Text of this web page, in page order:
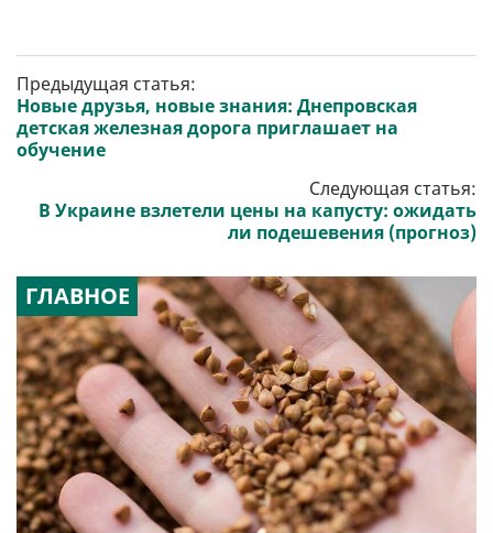
Предыдущая статья:
Новые друзья, новые знания: Днепровская
детская железная дорога приглашает на
обучение
Следующая статья:
В Украине взлетели цены на капусту: ожидать
ли подешевения (прогноз)
ГЛАВНОЕ